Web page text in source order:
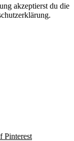
akzeptierst du die
Pinterest